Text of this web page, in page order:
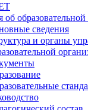
об
сведения
и органы